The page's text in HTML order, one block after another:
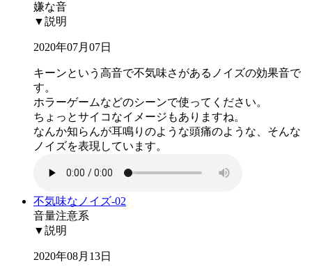
嫌な音
▼説明
2020年07月07日
キーンという高音で不気味さがあるノイズの効果音で
す。
ホラーゲームなどのシーンで使ってください。
ちょっとサイコなイメージもありますね。
なんか知らんが耳鳴りのような頭痛のような、そんな
ノイズを表現しています。
不気味なノイズ-02
音量注意系
▼説明
2020年08月13日